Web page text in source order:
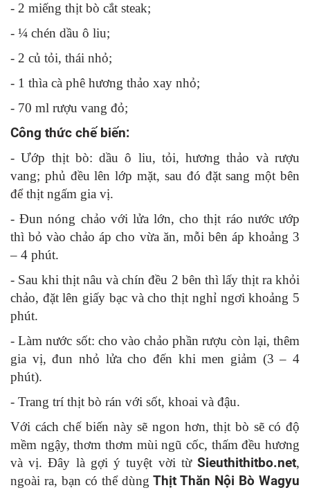
- 2 miếng thịt bò cắt steak;
- ¼ chén dầu ô liu;
- 2 củ tỏi, thái nhỏ;
- 1 thìa cà phê hương thảo xay nhỏ;
- 70 ml rượu vang đỏ;
Công thức chế biến:
- Ướp thịt bò: dầu ô liu, tỏi, hương thảo và rượu
vang; phủ đều lên lớp mặt, sau đó đặt sang một bên
để thịt ngấm gia vị.
- Đun nóng chảo với lửa lớn, cho thịt ráo nước ướp
thì bỏ vào chảo áp cho vừa ăn, mỗi bên áp khoảng 3
– 4 phút.
- Sau khi thịt nâu và chín đều 2 bên thì lấy thịt ra khỏi
chảo, đặt lên giấy bạc và cho thịt nghỉ ngơi khoảng 5
phút.
- Làm nước sốt: cho vào chảo phần rượu còn lại, thêm
gia vị, đun nhỏ lửa cho đến khi men giảm (3 – 4
phút).
- Trang trí thịt bò rán với sốt, khoai và đậu.
Với cách chế biến này sẽ ngon hơn, thịt bò sẽ có độ
mềm ngậy, thơm thơm mùi ngũ cốc, thấm đều hương
và vị. Đây là gợi ý tuyệt vời từ Sieuthithitbo.net,
ngoài ra, bạn có thể dùngThịt Thăn Nội Bò Wagyu